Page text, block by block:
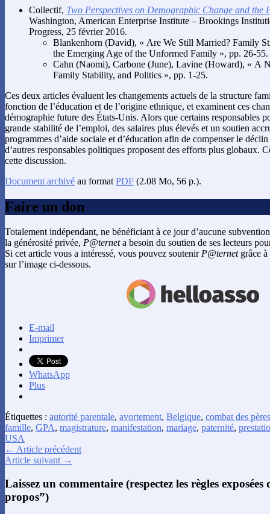
Collectif, Two Perspectives on Demographic Change and the
Washington, American Enterprise Institute – Brookings
Progress, 25 février 2016.
Blankenhorn (David), « Are We Still Married? Family
the Emerging Age of the Unformed Family », pp. 26-55.
Cahn (Naomi), Carbone (June), Lavine (Howard), « A
Family Stability, and Politics », pp. 1-25.
Ces deux articles évaluent les changements actuels de la structure
fonction de l’éducation et de l’origine ethnique, et examinent ces
démographie future des États-Unis. Alors que certains responsables
grande stabilité de l’emploi, des salaires plus élevés et un soutien
programmes d’aide sociale et d’éducation afin de compenser le
d’autres responsables politiques proposent des efforts plus globaux.
cette discussion.
Document archivé au format PDF (2.08 Mo, 56 p.).
Faire un don
Totalement indépendant, ne bénéficiant à ce jour d’aucune
la générosité privée, P@terneta besoin du soutien de ses lecteurs
Si cet article vous a intéressé, vous pouvez soutenirP@ternetgrâce à
sur l’image ci-dessous.
E-mail
Imprimer
WhatsApp
Plus
Étiquettes : autorité parentale, avortement, Belgique, combat des pères
famille, GPA, magistrature, manifestation, mariage, paternité,
USA
← Article précédent
Article suivant →
Laissez un commentaire (respectez les règles
propos”)